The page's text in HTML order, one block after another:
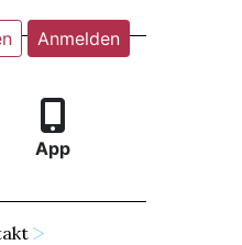
Anmelden
App